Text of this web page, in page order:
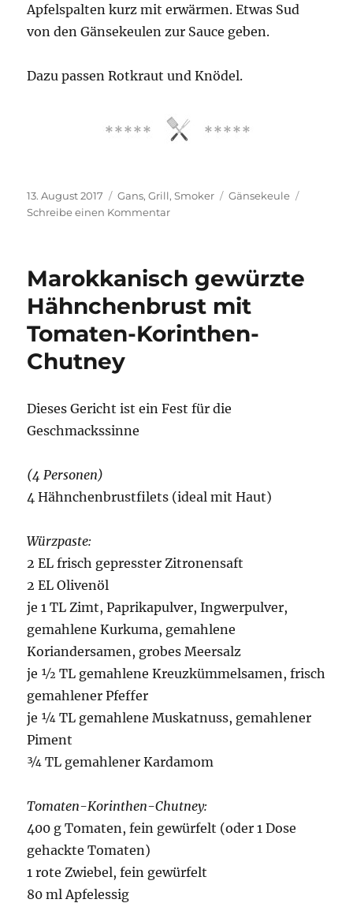
Apfelspalten kurz mit erwärmen. Etwas Sud
von den Gänsekeulen zur Sauce geben.
Dazu passen Rotkraut und Knödel.
Veröffentlicht
am
13. August 2017 Kategorien
Gans,Grill,Smoker Schlagwörter
Gänsekeule
Schreibe einen Kommentarzu
Apfelsauce
Marokkanisch gewürzte
Hähnchenbrust mit
Tomaten-Korinthen-
Chutney
Dieses Gericht ist ein Fest für die
Geschmackssinne
(4 Personen)
4 Hähnchenbrustfilets (ideal mit Haut)
Würzpaste:
2 EL frisch gepresster Zitronensaft
2 EL Olivenöl
je 1 TL Zimt, Paprikapulver, Ingwerpulver,
gemahlene Kurkuma, gemahlene
Koriandersamen, grobes Meersalz
je ½ TL gemahlene Kreuzkümmelsamen, frisch
gemahlener Pfeffer
je ¼ TL gemahlene Muskatnuss, gemahlener
Piment
¾ TL gemahlener Kardamom
Tomaten-Korinthen-Chutney:
400 g Tomaten, fein gewürfelt (oder 1 Dose
gehackte Tomaten)
1 rote Zwiebel, fein gewürfelt
80 ml Apfelessig